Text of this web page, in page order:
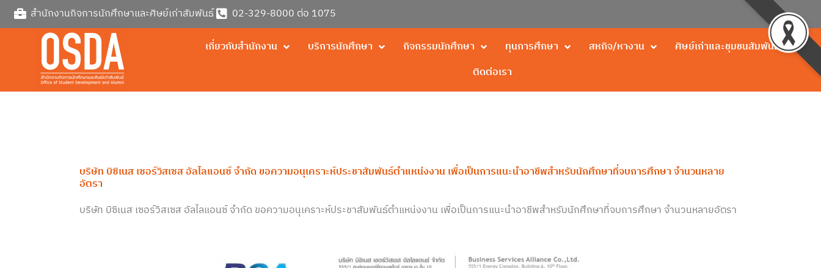
Skip
สำนักงานกิจการนักศึกษาและศิษย์เก่าสัมพันธ์
02-329-8000 ต่อ 1075
เกี่ยวกับสำนักงาน
บริการนักศึกษา กิจกรรมนักศึกษา ทุนการศึกษา สหกิจ/หางาน
ศิษย์เก่าและชุมชนสัมพันธ์
ติดต่อเรา
บริษัท บิซิเนส เซอร์วิสเซส อัลไลแอนซ์ จำกัด ขอความอนุเคราะห์ประชาสัมพันธ์ตำแหน่งงาน เพื่อเป็นการแนะนำอาชีพสำหรับนักศึกษาที่จบการศึกษา จำนวนหลาย
อัตรา
บริษัท บิซิเนส เซอร์วิสเซส อัลไลแอนซ์ จำกัด ขอความอนุเคราะห์ประชาสัมพันธ์ตำแหน่งงาน เพื่อเป็นการแนะนำอาชีพสำหรับนักศึกษาที่จบการศึกษา จำนวนหลายอัตรา